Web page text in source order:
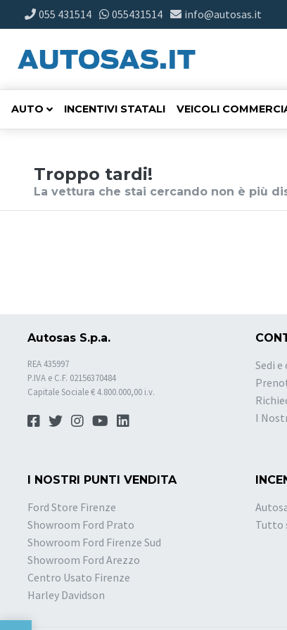
055 431514 055431514 info@autosas.it
AUTO INCENTIVI STATALI VEICOLI
Troppo tardi!
La vettura che stai cercando non è più
Autosas S.p.a.
REA 435997
P.IVA e C.F. 02156370484
Capitale Sociale € 4.800.000,00 i.v.
Sedi
I
I NOSTRI PUNTI VENDITA
Ford Store Firenze
Showroom Ford Prato
Showroom Ford Firenze Sud
Showroom Ford Arezzo
Centro Usato Firenze
Harley Davidson
Tutto